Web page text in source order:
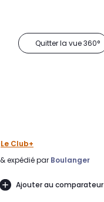
Quitter la vue 360°
Le Club+
expédié par Boulanger
Ajouter au comparateur